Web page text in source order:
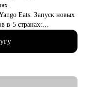
Eats. Запуск новых
в 5 странах:
д’Ивуар, Замбия.
магистратуры